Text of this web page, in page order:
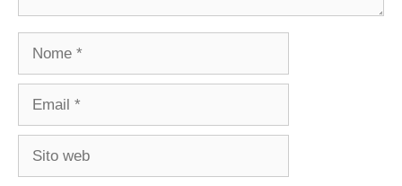
Nome
Email
Sito